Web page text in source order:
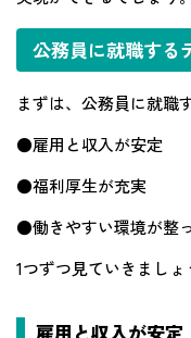
公務員に就職する
まずは、公務員に就職
●雇用と収入が安定
●福利厚生が充実
●働きやすい環境が整
1つずつ見ていきましょ
雇用と収入が安定